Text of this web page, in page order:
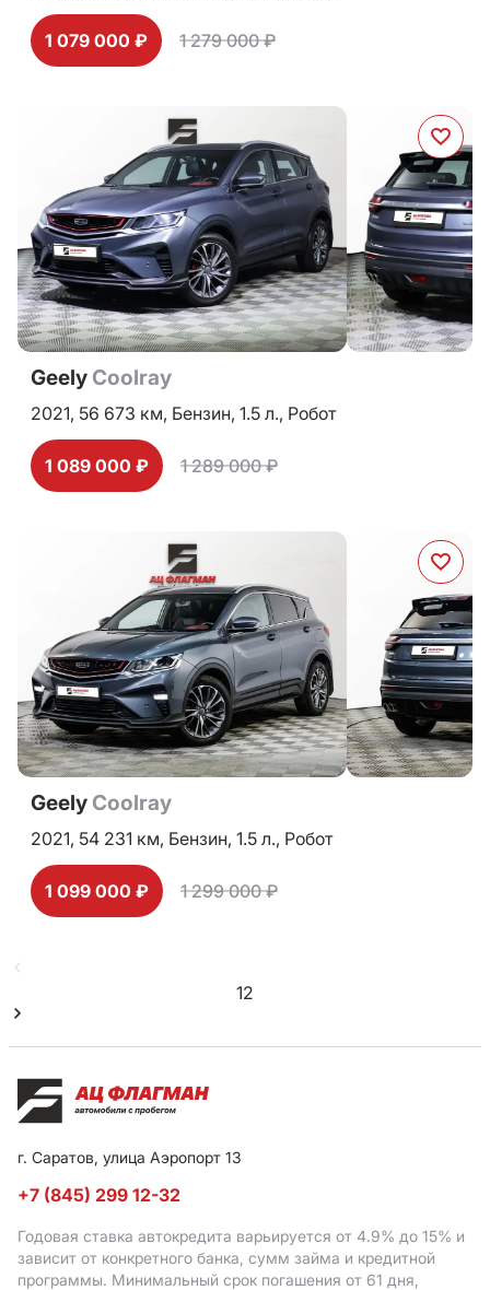
1 079 000 ₽ 1 279 000 ₽
Geely Coolray
2021, 56 673 км, Бензин, 1.5 л., Робот
1 089 000 ₽ 1 289 000 ₽
Geely Coolray
2021, 54 231 км, Бензин, 1.5 л., Робот
1 099 000 ₽ 1 299 000 ₽
12
г. Саратов, улица Аэропорт 13
+7 (845) 299 12-32
Годовая ставка автокредита варьируется от 4.9% до 15% и
зависит от конкретного банка, сумм займа и кредитной
программы. Минимальный срок погашения от 61 дня,